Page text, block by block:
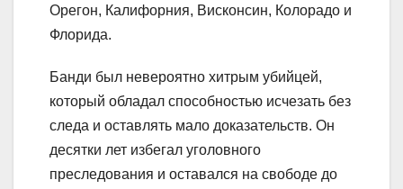
Орегон, Калифорния, Висконсин, Колорадо и
Флорида.
Банди был невероятно хитрым убийцей,
который обладал способностью исчезать без
следа и оставлять мало доказательств. Он
десятки лет избегал уголовного
преследования и оставался на свободе до